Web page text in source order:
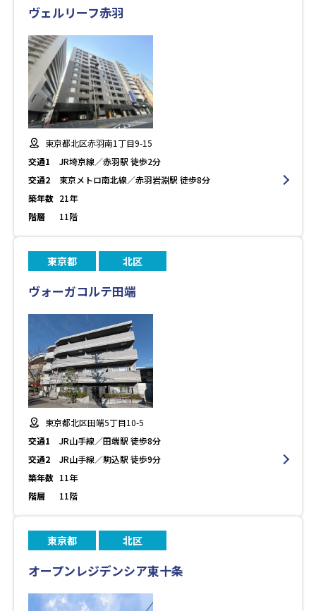
ヴェルリーフ赤羽
東京都北区赤羽南1丁目9-15
交通1
JR埼京線／赤羽駅 徒歩2分
交通2
東京メトロ南北線／赤羽岩淵駅 徒歩8分
築年数 21年
階層
11階
東京都 北区
ヴォーガコルテ田端
東京都北区田端5丁目10-5
交通1
JR山手線／田端駅 徒歩8分
交通2
JR山手線／駒込駅 徒歩9分
築年数 11年
階層
11階
東京都 北区
オープンレジデンシア東十条